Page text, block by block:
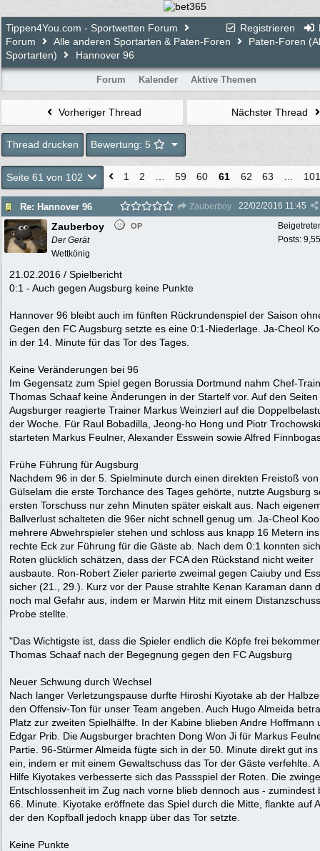
Registrieren
Tippen4You.com - Sportwetten Forum
Forum
Alle anderen Sportarten & Paten-Foren
Paten-Foren
Sportarten)
Hannover 96
Forum Kalender Aktive Themen
Vorheriger Thread Nächster Thread
Thread drucken Bewertung: 5
Seite 61 von 102 1 2 59 60 61 62 63 101
Re: Hannover 96 Zauberboy 22/02/2016 11:45
Posts:
Zauberboy OP
Der Gerät
Wettkönig
21.02.2016 / Spielbericht
0:1 - Auch gegen Augsburg keine Punkte
Hannover 96 bleibt auch im fünften Rückrundenspiel der Saison
Gegen den FC Augsburg setzte es eine 0:1-Niederlage. Ja-Cheol
in der 14. Minute für das Tor des Tages.
Keine Veränderungen bei 96
Im Gegensatz zum Spiel gegen Borussia Dortmund nahm Chef-
Thomas Schaaf keine Änderungen in der Startelf vor. Auf den
Augsburger reagierte Trainer Markus Weinzierl auf die
der Woche. Für Raul Bobadilla, Jeong-ho Hong und Piotr Trochowski
starteten Markus Feulner, Alexander Esswein sowie Alfred
Frühe Führung für Augsburg
Nachdem 96 in der 5. Spielminute durch einen direkten Freistoß
Gülselam die erste Torchance des Tages gehörte, nutzte Augsburg
ersten Torschuss nur zehn Minuten später eiskalt aus. Nach
Ballverlust schalteten die 96er nicht schnell genug um. Ja-Cheol
mehrere Abwehrspieler stehen und schloss aus knapp 16 Metern
rechte Eck zur Führung für die Gäste ab. Nach dem 0:1 konnten
Roten glücklich schätzen, dass der FCA den Rückstand nicht weiter
ausbaute. Ron-Robert Zieler parierte zweimal gegen Caiuby und
sicher (21., 29.). Kurz vor der Pause strahlte Kenan Karaman dann
noch mal Gefahr aus, indem er Marwin Hitz mit einem
Probe stellte.
"Das Wichtigste ist, dass die Spieler endlich die Köpfe frei
Thomas Schaaf nach der Begegnung gegen den FC Augsburg
Neuer Schwung durch Wechsel
Nach langer Verletzungspause durfte Hiroshi Kiyotake ab der
den Offensiv-Ton für unser Team angeben. Auch Hugo Almeida
Platz zur zweiten Spielhälfte. In der Kabine blieben Andre Hoffmann
Edgar Prib. Die Augsburger brachten Dong Won Ji für Markus
Partie. 96-Stürmer Almeida fügte sich in der 50. Minute direkt gut ins
ein, indem er mit einem Gewaltschuss das Tor der Gäste verfehlte.
Hilfe Kiyotakes verbesserte sich das Passspiel der Roten. Die
Entschlossenheit im Zug nach vorne blieb dennoch aus - zumindest
66. Minute. Kiyotake eröffnete das Spiel durch die Mitte, flankte auf
der den Kopfball jedoch knapp über das Tor setzte.
Keine Punkte